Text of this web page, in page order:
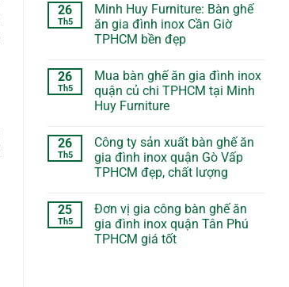
26
Th5
Minh Huy Furniture: Bàn ghế
ăn gia đình inox Cần Giờ
TPHCM bền đẹp
26
Th5
Mua bàn ghế ăn gia đình inox
quận củ chi TPHCM tại Minh
Huy Furniture
26
Th5
Công ty sản xuất bàn ghế ăn
gia đình inox quận Gò Vấp
TPHCM đẹp, chất lượng
25
Th5
Đơn vị gia công bàn ghế ăn
gia đình inox quận Tân Phú
TPHCM giá tốt